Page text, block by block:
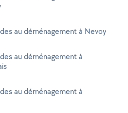
au déménagement à Nevoy
au déménagement à
au déménagement à